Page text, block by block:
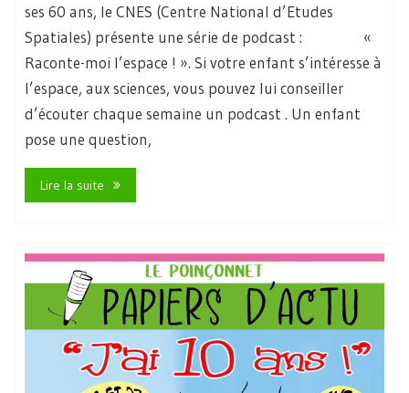
ses 60 ans, le CNES (Centre National d’Etudes
Spatiales) présente une série de podcast : «
Raconte-moi l’espace ! ». Si votre enfant s’intéresse à
l’espace, aux sciences, vous pouvez lui conseiller
d’écouter chaque semaine un podcast . Un enfant
pose une question,
Lire la suite